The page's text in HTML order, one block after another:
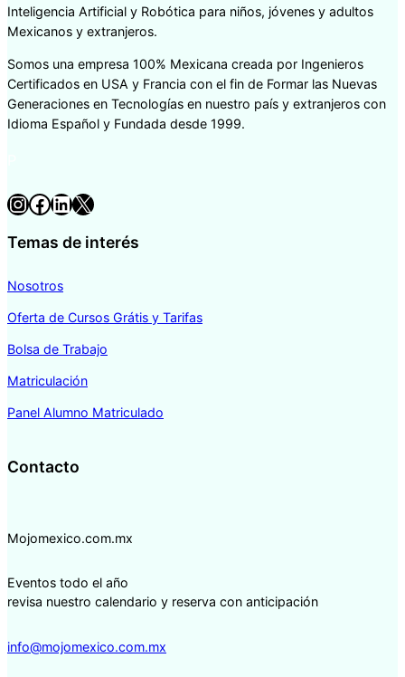
Inteligencia Artificial y Robótica para niños, jóvenes y adultos
Mexicanos y extranjeros.
Somos una empresa 100% Mexicana creada por Ingenieros
Certificados en USA y Francia con el fin de Formar las Nuevas
Generaciones en Tecnologías en nuestro país y extranjeros con
Idioma Español y Fundada desde 1999.
InstagramFacebook LinkedIn X
Temas de interés
Nosotros
Oferta de Cursos Grátis y Tarifas
Bolsa de Trabajo
Matriculación
Panel Alumno Matriculado
Contacto
Mojomexico.com.mx
Eventos todo el año
revisa nuestro calendario y reserva con anticipación
info@mojomexico.com.mx